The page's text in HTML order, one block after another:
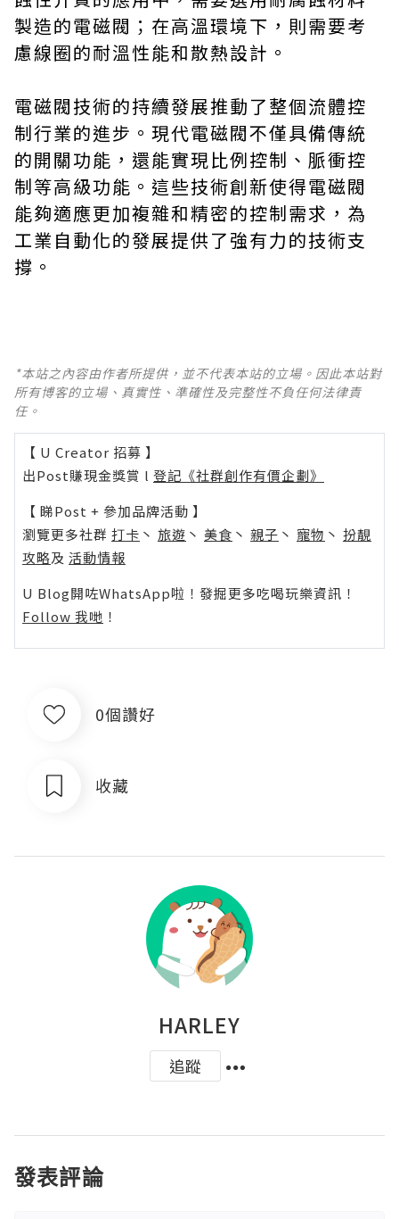
製造的電磁閥；在高溫環境下，則需要考
慮線圈的耐溫性能和散熱設計。
電磁閥技術的持續發展推動了整個流體控
制行業的進步。現代電磁閥不僅具備傳統
的開關功能，還能實現比例控制、脈衝控
制等高級功能。這些技術創新使得電磁閥
能夠適應更加複雜和精密的控制需求，為
工業自動化的發展提供了強有力的技術支
撐。
*本站之內容由作者所提供，並不代表本站的立場。因此本站對
所有博客的立場、真實性、準確性及完整性不負任何法律責
任。
【 U Creator 招募 】
出Post賺現金獎賞 l 登記《社群創作有價企劃》
【 睇Post + 參加品牌活動 】
瀏覽更多社群 打卡 丶 旅遊 丶 美食 丶 親子 丶 寵物 丶 扮靚
攻略及 活動情報
U Blog開咗WhatsApp啦！發掘更多吃喝玩樂資訊！
Follow 我哋 ！
0個讚好
收藏
HARLEY
追蹤
發表評論